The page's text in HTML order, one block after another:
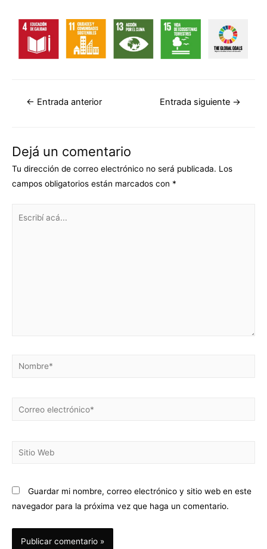
← Entrada anterior Entrada siguiente →
Dejá un comentario
Tu dirección de correo electrónico no será publicada. Los
campos obligatorios están marcados con *
Guardar mi nombre, correo electrónico y sitio web en este
navegador para la próxima vez que haga un comentario.